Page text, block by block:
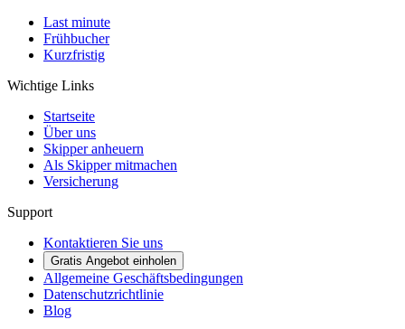
Last minute
Frühbucher
Kurzfristig
Wichtige Links
Startseite
Über uns
Skipper anheuern
Als Skipper mitmachen
Versicherung
Support
Kontaktieren Sie uns
Gratis Angebot einholen
Allgemeine Geschäftsbedingungen
Datenschutzrichtlinie
Blog